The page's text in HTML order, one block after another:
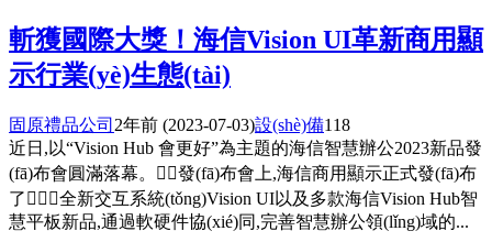
斬獲國際大獎！海信Vision UI革新商用顯
示行業(yè)生態(tài)
固原禮品公司 2年前 (2023-07-03)設(shè)備118
近日,以“Vision Hub 會更好”為主題的海信智慧辦公2023新品發
(fā)布會圓滿落幕。發(fā)布會上,海信商用顯示正式發(fā)布
了全新交互系統(tǒng)Vision UI以及多款海信Vision Hub智
慧平板新品,通過軟硬件協(xié)同,完善智慧辦公領(lǐng)域的...